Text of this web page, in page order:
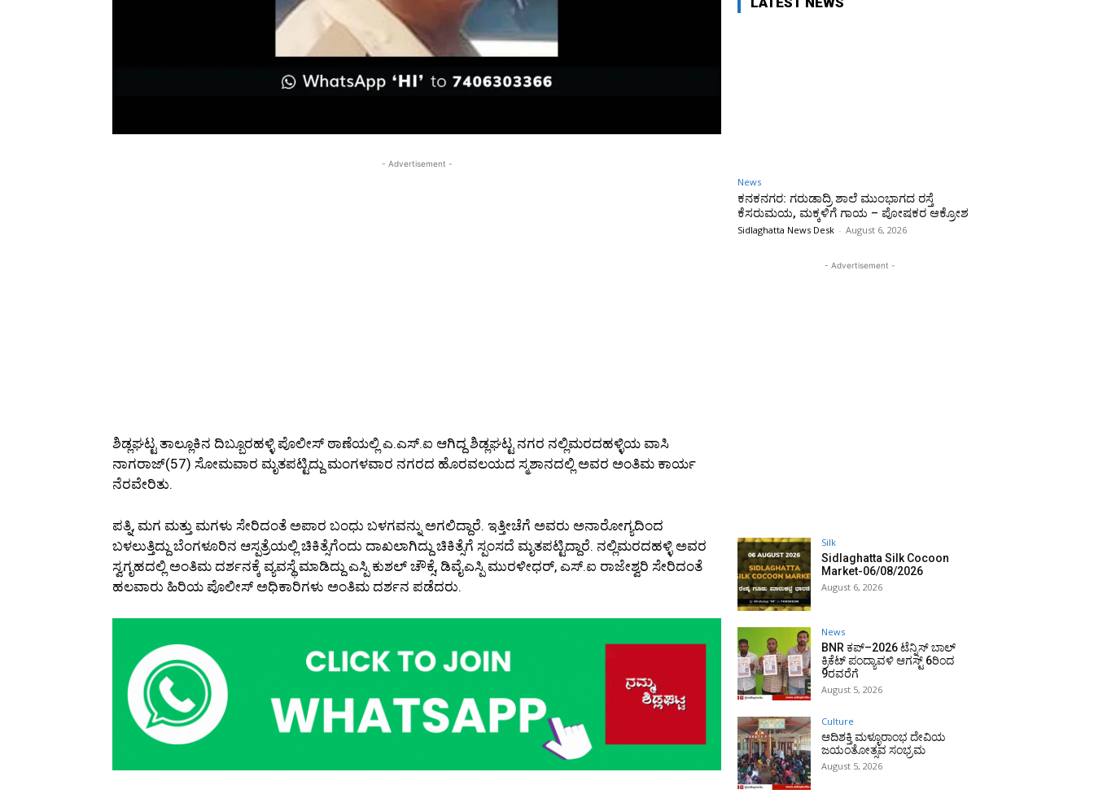
- Advertisement -
ಶಿಡ್ಲಘಟ್ಟ ತಾಲ್ಲೂಕಿನ ದಿಬ್ಬೂರಹಳ್ಳಿ ಪೊಲೀಸ್ ಠಾಣೆಯಲ್ಲಿ ಎ.ಎಸ್‌.ಐ ಆಗಿದ್ದ ಶಿಡ್ಲಘಟ್ಟ ನಗರ ನಲ್ಲಿಮರದಹಳ್ಳಿಯ ವಾಸಿ
ನಾಗರಾಜ್(57) ಸೋಮವಾರ ಮೃತಪಟ್ಟಿದ್ದು ಮಂಗಳವಾರ ನಗರದ ಹೊರವಲಯದ ಸ್ಮಶಾನದಲ್ಲಿ ಅವರ ಅಂತಿಮ ಕಾರ್ಯ
ನೆರವೇರಿತು.
ಪತ್ನಿ, ಮಗ ಮತ್ತು ಮಗಳು ಸೇರಿದಂತೆ ಅಪಾರ ಬಂಧು ಬಳಗವನ್ನು ಅಗಲಿದ್ದಾರೆ. ಇತ್ತೀಚೆಗೆ ಅವರು ಅನಾರೋಗ್ಯದಿಂದ
ಬಳಲುತ್ತಿದ್ದು ಬೆಂಗಳೂರಿನ ಆಸ್ಪತ್ರೆಯಲ್ಲಿ ಚಿಕಿತ್ಸೆಗೆಂದು ದಾಖಲಾಗಿದ್ದು ಚಿಕಿತ್ಸೆಗೆ ಸ್ಪಂಸದೆ ಮೃತಪಟ್ಟಿದ್ದಾರೆ. ನಲ್ಲಿಮರದಹಳ್ಳಿ ಅವರ
ಸ್ವಗೃಹದಲ್ಲಿ ಅಂತಿಮ ದರ್ಶನಕ್ಕೆ ವ್ಯವಸ್ಥೆ ಮಾಡಿದ್ದು ಎಸ್ಪಿ ಕುಶಲ್ ಚೌಕ್ಸೆ, ಡಿವೈಎಸ್ಪಿ ಮುರಳೀಧರ್, ಎಸ್‌.ಐ ರಾಜೇಶ್ವರಿ ಸೇರಿದಂತೆ
ಹಲವಾರು ಹಿರಿಯ ಪೊಲೀಸ್ ಅಧಿಕಾರಿಗಳು ಅಂತಿಮ ದರ್ಶನ ಪಡೆದರು.
News
ಕನಕನಗರ: ಗರುಡಾದ್ರಿ ಶಾಲೆ ಮುಂಭಾಗದ ರಸ್ತೆ
ಕೆಸರುಮಯ, ಮಕ್ಕಳಿಗೆ ಗಾಯ – ಪೋಷಕರ ಆಕ್ರೋಶ
Sidlaghatta News Desk - August 6, 2026
- Advertisement -
Silk
Sidlaghatta Silk Cocoon
Market-06/08/2026
August 6, 2026
News
BNR ಕಪ್–2026 ಟೆನ್ನಿಸ್ ಬಾಲ್
ಕ್ರಿಕೆಟ್ ಪಂದ್ಯಾವಳಿ ಆಗಸ್ಟ್ 6ರಿಂದ
9ರವರೆಗೆ
August 5, 2026
Culture
ಆದಿಶಕ್ತಿ ಮಳ್ಳೂರಾಂಭ ದೇವಿಯ
ಜಯಂತೋತ್ಸವ ಸಂಭ್ರಮ
August 5, 2026